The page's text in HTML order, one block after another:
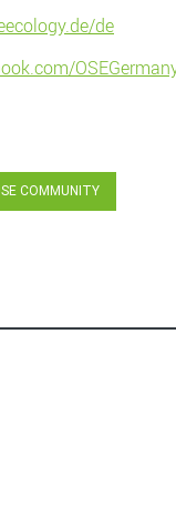
de
COMMUNITY